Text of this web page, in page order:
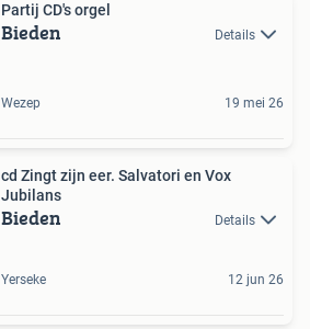
Partij CD's orgel
Bieden Details
Wezep 19 mei 26
cd Zingt zijn eer. Salvatori en Vox
Jubilans
Bieden Details
Yerseke 12 jun 26